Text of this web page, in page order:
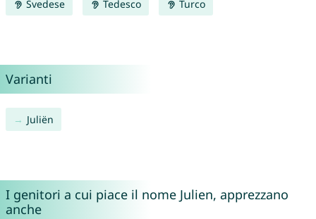
Svedese Tedesco Turco
Varianti
Juliën
I genitori a cui piace il nome Julien, apprezzano
anche